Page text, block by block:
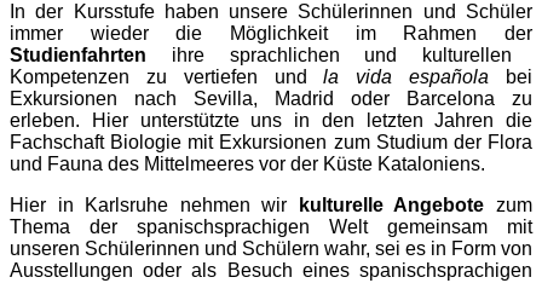
In der Kursstufe haben unsere Schülerinnen und Schüler
immer wieder die Möglichkeit im Rahmen der
Studienfahrten ihre sprachlichen und kulturellen
Kompetenzen zu vertiefen undla vida española bei
Exkursionen nach Sevilla, Madrid oder Barcelona zu
erleben. Hier unterstützte uns in den letzten Jahren die
Fachschaft Biologie mit Exkursionen zum Studium der Flora
und Fauna des Mittelmeeres vor der Küste Kataloniens.
Hier in Karlsruhe nehmen wir
kulturelle Angebote zum
Thema der spanischsprachigen Welt gemeinsam mit
unseren Schülerinnen und Schülern wahr, sei es in Form von
Ausstellungen oder als Besuch eines spanischsprachigen